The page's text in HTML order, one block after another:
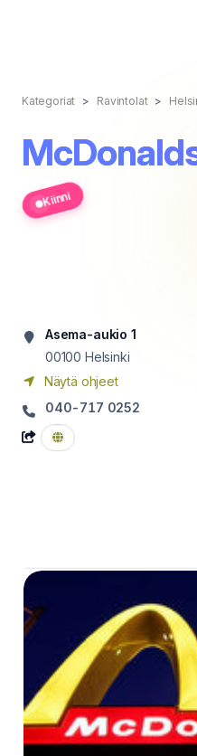
Kategoriat Ravintolat
Kiinni
Asema-aukio 1
00100 Helsinki
Näytä ohjeet
040-717 0252